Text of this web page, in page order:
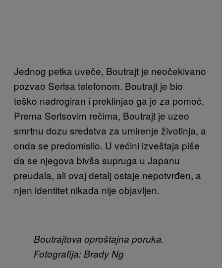
Jednog petka uveče, Boutrajt je neočekivano
pozvao Serlsa telefonom. Boutrajt je bio
teško nadrogiran i preklinjao ga je za pomoć.
Prema Serlsovim rečima, Boutrajt je uzeo
smrtnu dozu sredstva za umirenje životinja, a
onda se predomislio. U većini izveštaja piše
da se njegova bivša supruga u Japanu
preudala, ali ovaj detalj ostaje nepotvrđen, a
njen identitet nikada nije objavljen.
Boutrajtova oproštajna poruka.
Fotografija: Brady Ng